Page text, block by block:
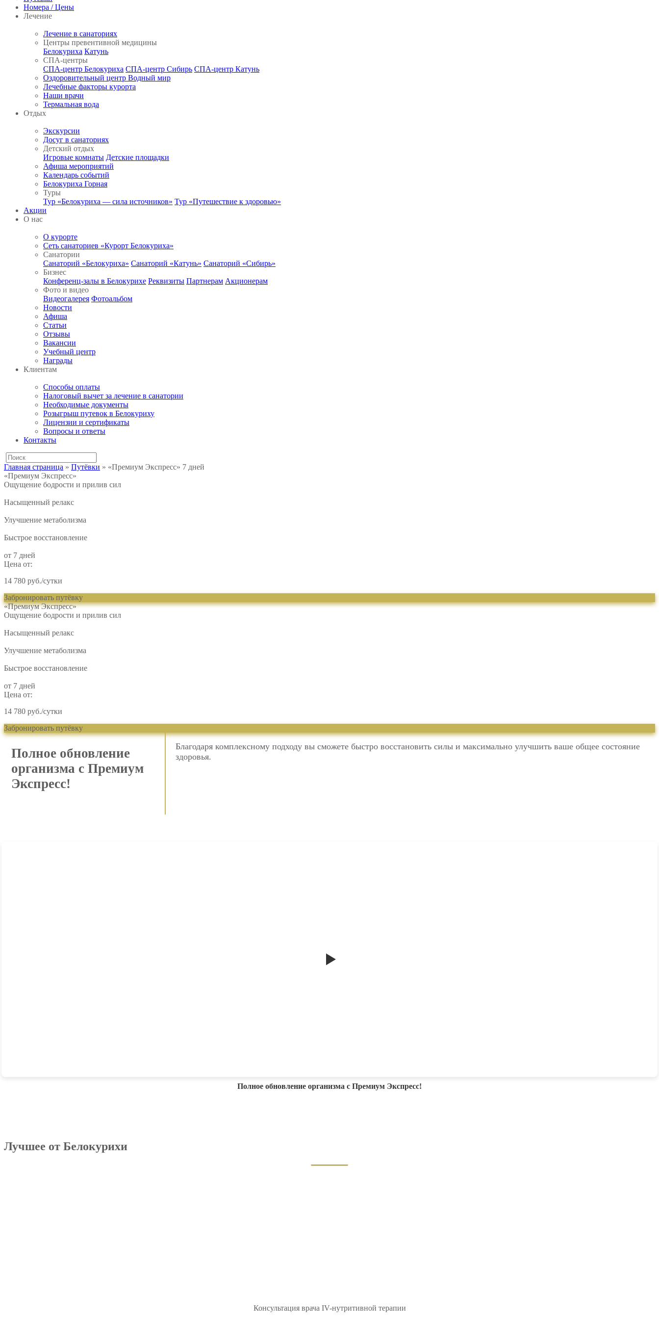
Номера / Цены
Лечение
Лечение в санаториях
Центры превентивной медицины
Белокуриха Катунь
СПА-центры
СПА-центр Белокуриха СПА-центр Сибирь СПА-центр Катунь
Оздоровительный центр Водный мир
Лечебные факторы курорта
Наши врачи
Термальная вода
Отдых
Экскурсии
Досуг в санаториях
Детский отдых
Игровые комнаты Детские площадки
Афиша мероприятий
Календарь событий
Белокуриха Горная
Туры
Тур «Белокуриха — сила источников» Тур «Путешествие к здоровью»
Акции
О нас
О курорте
Сеть санаториев «Курорт Белокуриха»
Санатории
Санаторий «Белокуриха» Санаторий «Катунь» Санаторий «Сибирь»
Бизнес
Конференц-залы в Белокурихе Реквизиты Партнерам Акционерам
Фото и видео
Видеогалерея Фотоальбом
Новости
Афиша
Статьи
Отзывы
Вакансии
Учебный центр
Награды
Клиентам
Способы оплаты
Налоговый вычет за лечение в санатории
Необходимые документы
Розыгрыш путевок в Белокуриху
Лицензии и сертификаты
Вопросы и ответы
Контакты
Главная страница » Путёвки » «Премиум Экспресс» 7 дней
«Премиум Экспресс»
Ощущение бодрости и прилив сил
Насыщенный релакс
Улучшение метаболизма
Быстрое восстановление
от 7 дней
Цена от:
14 780 руб./сутки
Забронировать путёвку
«Премиум Экспресс»
Ощущение бодрости и прилив сил
Насыщенный релакс
Улучшение метаболизма
Быстрое восстановление
от 7 дней
Цена от:
14 780 руб./сутки
Забронировать путёвку
Полное обновление
организма с Премиум
Экспресс!
Благодаря комплексному подходу вы сможете быстро восстановить силы и максимально улучшить ваше общее состояние
здоровья.
Полное обновление организма с Премиум Экспресс!
Лучшее от Белокурихи
Консультация врача IV-нутритивной терапии